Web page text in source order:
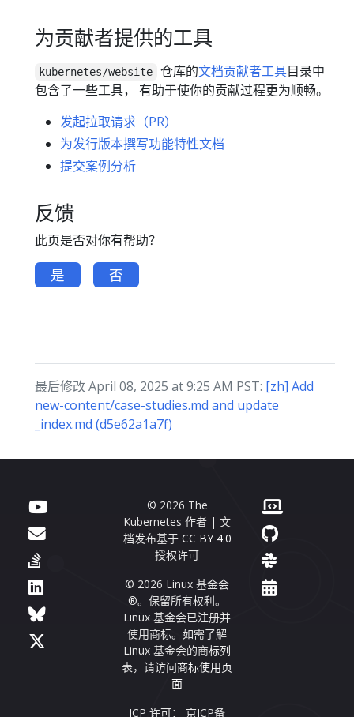
为贡献者提供的工具
kubernetes/website 仓库的文档贡献者工具目录中
包含了一些工具， 有助于使你的贡献过程更为顺畅。
发起拉取请求（PR）
为发行版本撰写功能特性文档
提交案例分析
反馈
此页是否对你有帮助？
是 否
最后修改 April 08, 2025 at 9:25 AM PST: [zh] Add
new-content/case-studies.md and update
_index.md (d5e62a1a7f)
© 2026 The
Kubernetes 作者 | 文
档发布基于 CC BY 4.0
授权许可
© 2026 Linux 基金会
®。保留所有权利。
Linux 基金会已注册并
使用商标。如需了解
Linux 基金会的商标列
表，请访问商标使用页
面
ICP 许可： 京ICP备